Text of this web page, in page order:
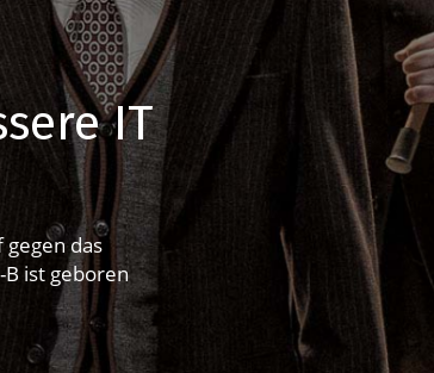
IT
gegen das
B ist geboren